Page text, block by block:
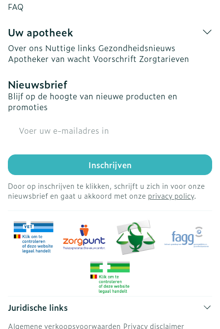
FAQ
Uw apotheek
Over ons Nuttige links Gezondheidsnieuws
Apotheker van wacht Voorschrift Zorgtarieven
Nieuwsbrief
Blijf op de hoogte van nieuwe producten en
promoties
Inschrijven
Door op inschrijven te klikken, schrijft u zich in voor onze
nieuwsbrief en gaat u akkoord met onze privacy policy.
Juridische links
Algemene verkoopsvoorwaarden Privacy disclaimer